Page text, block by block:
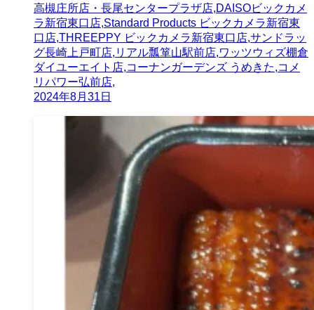
高槻庄所店・長尾センタープラザ店,DAISOビックカメ
ラ新宿東口店,Standard Products ビックカメラ新宿東
口店,THREEPPY ビックカメラ新宿東口店,サンドラッ
グ長崎上戸町店,リアル瓢箪山駅前店,ワッツウィズ棚倉
ダイユーエイト店,コーナンガーデンズ うめきた,コメ
リパワー弘前店,
2024年8月31日